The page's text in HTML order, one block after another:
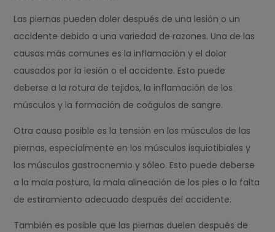
Las piernas pueden doler después de una lesión o un
accidente debido a una variedad de razones. Una de las
causas más comunes es la inflamación y el dolor
causados por la lesión o el accidente. Esto puede
deberse a la rotura de tejidos, la inflamación de los
músculos y la formación de coágulos de sangre.
Otra causa posible es la tensión en los músculos de las
piernas, especialmente en los músculos isquiotibiales y
los músculos gastrocnemio y sóleo. Esto puede deberse
a la mala postura, la mala alineación de los pies o la falta
de estiramiento adecuado después del accidente.
También es posible que las piernas duelen después de